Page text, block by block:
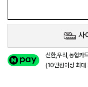
사
신한,우리,농협카
(10만원이상 최